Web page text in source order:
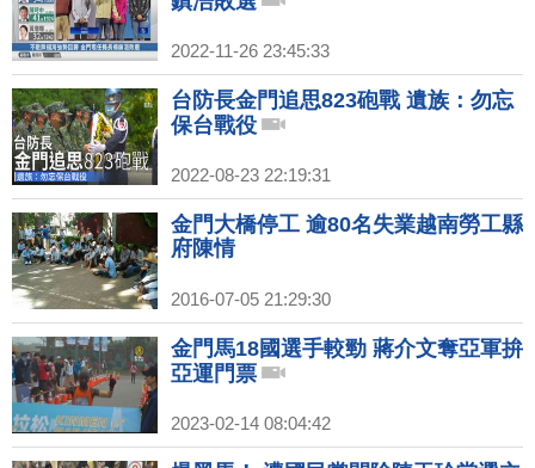
2022-11-26 23:45:33
台防長金門追思823砲戰 遺族：勿忘
保台戰役
2022-08-23 22:19:31
金門大橋停工 逾80名失業越南勞工縣
府陳情
2016-07-05 21:29:30
金門馬18國選手較勁 蔣介文奪亞軍拚
亞運門票
2023-02-14 08:04:42